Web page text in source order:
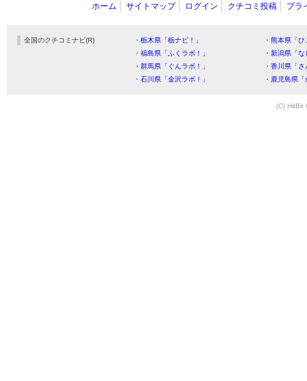
ホーム サイトマップ ログイン クチコミ投稿 プラ
全国のクチコミナビ(R) ・栃木県「栃ナビ！」
・熊本県「
・福島県「ふくラボ！」
・新潟県「
・群馬県「ぐんラボ！」
・香川県「
・石川県「金沢ラボ！」
・鹿児島県
(C) HitBit